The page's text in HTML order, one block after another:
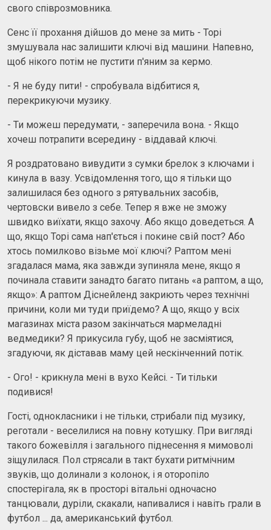
свого співрозмовника.
Сенс її прохання дійшов до мене за мить - Торі
змушувала нас залишити ключі від машини. Напевно,
щоб нікого потім не пустити п'яним за кермо.
- Я не буду пити! - спробувала відбитися я,
перекрикуючи музику.
- Ти можеш передумати, - заперечила вона. - Якщо
хочеш потрапити всередину - віддавай ключі.
Я роздратовано вивудити з сумки брелок з ключами і
кинула в вазу. Усвідомлення того, що я тільки що
залишилася без одного з рятувальних засобів,
чертовски вивело з себе. Тепер я вже не зможу
швидко виїхати, якщо захочу. Або якщо доведеться. А
що, якщо Торі сама нап'ється і покине свій пост? Або
хтось помилково візьме мої ключі? Раптом мені
згадалася мама, яка завжди зупиняла мене, якщо я
починала ставити занадто багато питань «а раптом, а що,
якщо»: А раптом Діснейленд закриють через технічні
причини, коли ми туди приїдемо? А що, якщо у всіх
магазинах міста разом закінчаться мармеладні
ведмедики? Я прикусила губу, щоб не засміятися,
згадуючи, як діставав маму цей нескінченний потік.
- Ого! - крикнула мені в вухо Кейсі. - Ти тільки
подивися!
Гості, однокласники і не тільки, стрибали під музику,
реготали - веселилися на повну котушку. При вигляді
такого божевілля і загального піднесення я мимоволі
зіщулилася. Пол стрясали в такт бухати ритмічним
звуків, що долинали з колонок, і я оторопіло
спостерігала, як в просторі вітальні одночасно
танцювали, дуріли, скакали, напивалися і навіть грали в
футбол ... да, американський футбол.